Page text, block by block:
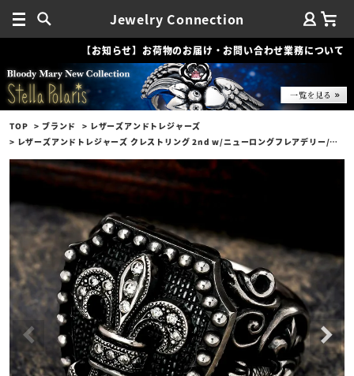
Jewelry Connection
【お知らせ】お荷物のお届け・お問い合わせ業務について
TOP ブランド
レザーズアンドトレジャーズ
レザーズアンドトレジャーズ クレストリング 2nd w/ニューロングフレアデリー/テクスチャークレストw/ダイヤモンドパヴェ（フレアデリー）